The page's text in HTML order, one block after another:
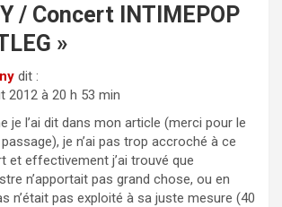
/ Concert INTIMEPOP
»
dit :
2012 à 20 h 53 min
je l’ai dit dans mon article (merci pour le
je n’ai pas trop accroché à ce
et effectivement j’ai trouvé que
n’apportait pas grand chose, ou en
n’était pas exploité à sa juste mesure (40